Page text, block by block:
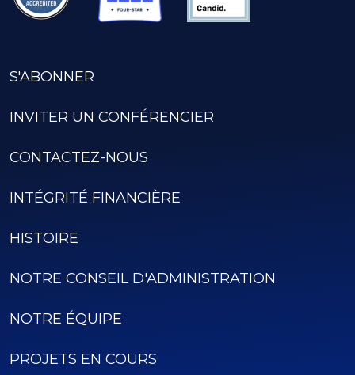
S'ABONNER
INVITER UN CONFÉRENCIER
CONTACTEZ-NOUS
INTÉGRITÉ FINANCIÈRE
HISTOIRE
NOTRE CONSEIL D'ADMINISTRATION
NOTRE ÉQUIPE
PROJETS EN COURS